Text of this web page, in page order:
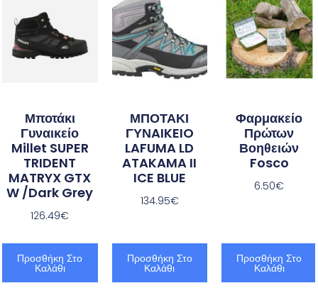
Μποτάκι
Γυναικείο
Millet SUPER
TRIDENT
MATRYX GTX
W /Dark Grey
126.49€
Προσθήκη Στο
Καλάθι
ΜΠΟΤΑΚΙ
ΓΥΝAIKEIO
LAFUMA LD
ATAKAMA II
ICE BLUE
134.95€
Προσθήκη Στο
Καλάθι
Φαρμακείο
Πρώτων
Βοηθειών
Fosco
6.50€
Προσθήκη Στο
Καλάθι